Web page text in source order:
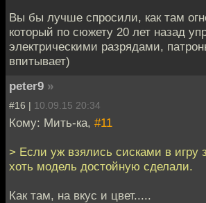
Вы бы лучше спросили, как там
который по сюжету 20 лет назад
электрическими разрядами,
впитывает)
peter9 »
#16 | 10.09.15 20:34
Кому: Мить-ка, #11
> Если уж взялись сисками в игру
хоть модель достойную сделали.
Как там, на вкус и цвет.....